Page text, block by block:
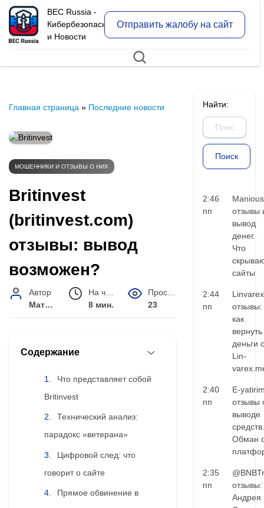
BEC Russia -
Кибербезопасность
и Новости
Отправить жалобу на сайт
Главная страница » Последние новости
МОШЕННИКИ И ОТЗЫВЫ О НИХ
Britinvest
(britinvest.com)
отзывы: вывод
возможен?
Автор
Матвей Иванов
8 мин.
23
Содержание
Что представляет собой
Britinvest
Технический анализ:
парадокс «ветерана»
Цифровой след: что
говорит о сайте
Прямое обвинение в
Найти:
2:46
пп
Manious
отзывы
вывод
денег.
Что
сайты
2:44
пп
Linvarex
отзывы:
как
вернуть
деньги с
Lin-
2:40
пп
E-
отзывы
выводе
средств.
Обман
2:35
пп
Андрея